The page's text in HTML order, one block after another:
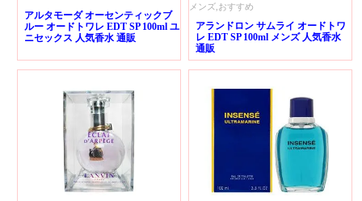
アルタモーダ オーセンティックブ
ルー オードトワレ EDT SP 100ml ユ
ニセックス 人気香水 通販
メンズ,おすすめ
アランドロン サムライ オードトワ
レ EDT SP 100ml メンズ 人気香水
通販